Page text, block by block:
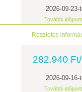
2026-09-23-
További
Részletes
282.940
2026-09-16-
További